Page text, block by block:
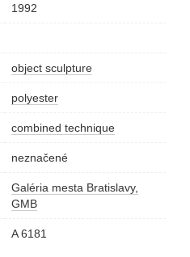
1992
object sculpture
polyester
combined technique
neznačené
Galéria mesta Bratislavy,
GMB
A 6181